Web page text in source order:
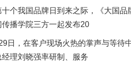
我国品牌日到来之际，《大国品
传播学院三方一起发布20
，在客户现场火热的掌声与等待中
理刘晓强率研制、服务